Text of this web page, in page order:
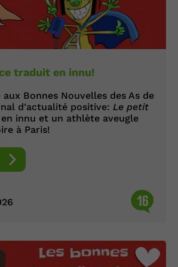
traduit en innu!
aux Bonnes Nouvelles des As de
d'actualité positive: Le petit
innu et un athlète aveugle
à Paris!
16